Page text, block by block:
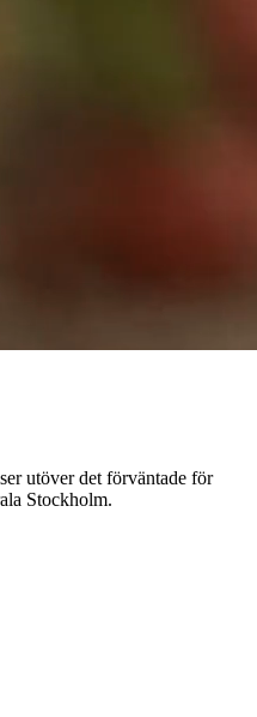
utöver det förväntade för
Stockholm.